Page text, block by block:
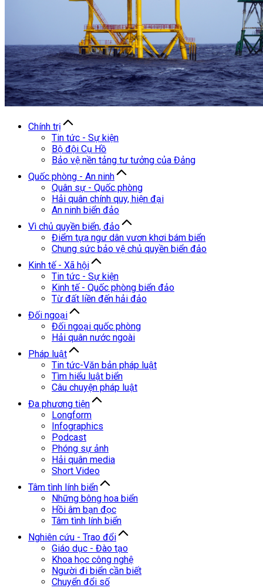
Chính trị
Tin tức - Sự kiện
Bộ đội Cụ Hồ
Bảo vệ nền tảng tư tưởng của Đảng
Quốc phòng - An ninh
Quân sự - Quốc phòng
Hải quân chính quy, hiện đại
An ninh biển đảo
Vì chủ quyền biển, đảo
Điểm tựa ngư dân vươn khơi bám biển
Chung sức bảo vệ chủ quyền biển đảo
Kinh tế - Xã hội
Tin tức - Sự kiện
Kinh tế - Quốc phòng biển đảo
Từ đất liền đến hải đảo
Đối ngoại
Đối ngoại quốc phòng
Hải quân nước ngoài
Pháp luật
Tin tức-Văn bản pháp luật
Tìm hiểu luật biển
Câu chuyện pháp luật
Đa phương tiện
Longform
Infographics
Podcast
Phóng sự ảnh
Hải quân media
Short Video
Tâm tình lính biển
Những bông hoa biển
Hồi âm bạn đọc
Tâm tình lính biển
Nghiên cứu - Trao đổi
Giáo dục - Đào tạo
Khoa học công nghệ
Người đi biển cần biết
Chuyển đổi số